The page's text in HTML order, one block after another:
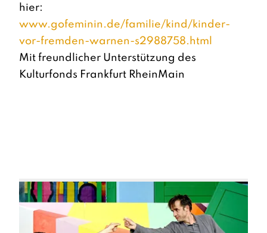
hier:
www.gofeminin.de/familie/kind/kinder-
vor-fremden-warnen-s2988758.html
Mit freundlicher Unterstützung des
Kulturfonds Frankfurt RheinMain